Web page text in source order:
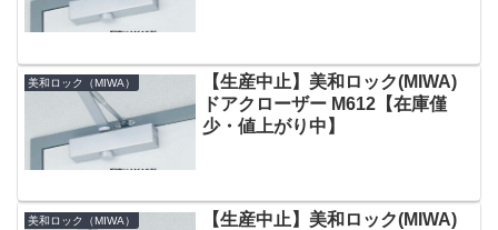
美和ロック（MIWA）
【生産中止】美和ロック(MIWA)
ドアクローザー M612【在庫僅
少・値上がり中】
美和ロック（MIWA）
【生産中止】美和ロック(MIWA)